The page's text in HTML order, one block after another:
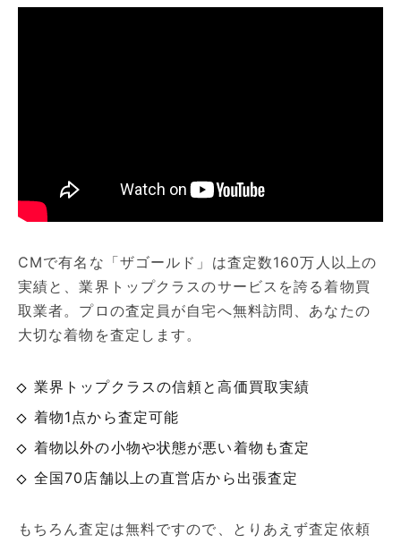
CMで有名な「ザゴールド」は査定数160万人以上の
実績と、業界トップクラスのサービスを誇る着物買
取業者。プロの査定員が自宅へ無料訪問、あなたの
大切な着物を査定します。
業界トップクラスの信頼と高価買取実績
着物1点から査定可能
着物以外の小物や状態が悪い着物も査定
全国70店舗以上の直営店から出張査定
もちろん査定は無料ですので、とりあえず査定依頼